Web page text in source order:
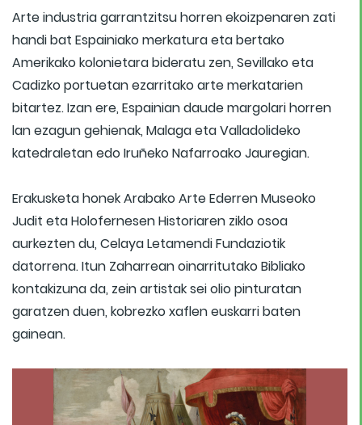
Arte industria garrantzitsu horren ekoizpenaren zati
handi bat Espainiako merkatura eta bertako
Amerikako kolonietara bideratu zen, Sevillako eta
Cadizko portuetan ezarritako arte merkatarien
bitartez. Izan ere, Espainian daude margolari horren
lan ezagun gehienak, Malaga eta Valladolideko
katedraletan edo Iruñeko Nafarroako Jauregian.
Erakusketa honek Arabako Arte Ederren Museoko
Judit eta Holofernesen Historiaren ziklo osoa
aurkezten du, Celaya Letamendi Fundaziotik
datorrena. Itun Zaharrean oinarritutako Bibliako
kontakizuna da, zein artistak sei olio pinturatan
garatzen duen, kobrezko xaflen euskarri baten
gainean.